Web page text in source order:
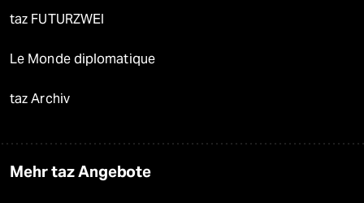
taz FUTURZWEI
Le Monde diplomatique
taz Archiv
Mehr taz Angebote